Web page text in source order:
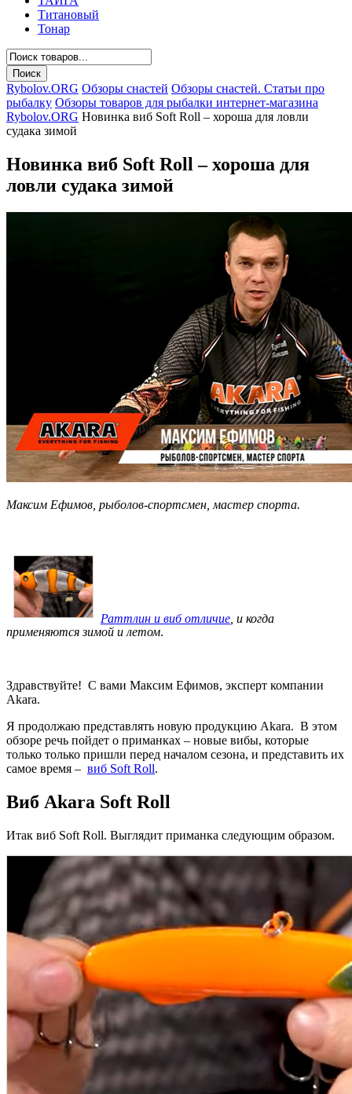
Титановый
Тонар
Rybolov.ORG Обзоры снастей Обзоры снастей. Статьи про
рыбалку Обзоры товаров для рыбалки интернет-магазина
Rybolov.ORG Новинка виб Soft Roll – хороша для ловли
судака зимой
Новинка виб Soft Roll – хороша для
ловли судака зимой
Максим Ефимов, рыболов-спортсмен, мастер спорта.
Раттлин и виб отличие , и когда
применяются зимой и летом.
Здравствуйте! С вами Максим Ефимов, эксперт компании
Akara.
Я продолжаю представлять новую продукцию Akara. В этом
обзоре речь пойдет о приманках – новые вибы, которые
только только пришли перед началом сезона, и представить их
самое время – виб Soft Roll.
Виб Akara Soft Roll
Итак виб Soft Roll. Выглядит приманка следующим образом.